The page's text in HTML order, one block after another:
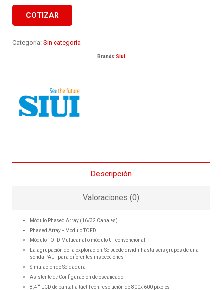
SUPOR
COTIZAR
Categoría: Sin categoría
Brands:Siui
Descripción
Valoraciones (0)
Módulo Phased Array (16/32 Canales)
Phased Array + Modulo TOFD
Módulo TOFD Multicanal o módulo UT convencional
La agrupación de la exploración: Se puede dividir hasta seis grupos de una
sonda PAUT para diferentes inspecciones
Simulacion de Soldadura
Asistente de Configuracion de escaneado
8.4 “ LCD de pantalla táctil con resolución de 800x 600 píxeles